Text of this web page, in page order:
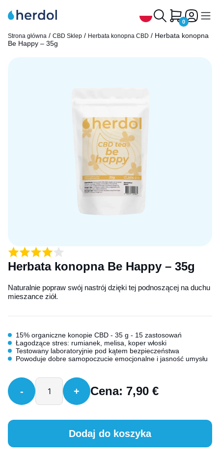
0
Kapsułki CBD
CBD Zwierzęta
Ekstrakty CBD, CBG, CBN
Dlaczego Herdol
Strona główna / CBD Sklep / Herbata konopna CBD / Herbata konopna
Be Happy – 35g
Herbata konopna Be Happy – 35g
Naturalnie popraw swój nastrój dzięki tej podnoszącej na duchu
mieszance ziół.
15% organiczne konopie CBD - 35 g - 15 zastosowań
Łagodzące stres: rumianek, melisa, koper włoski
Testowany laboratoryjnie pod kątem bezpieczeństwa
Powoduje dobre samopoczucie emocjonalne i jasność umysłu
- + Cena: 7,90 €
Dodaj do koszyka